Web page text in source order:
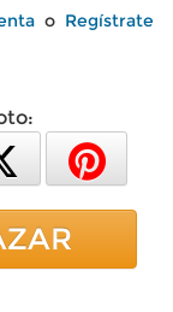
o Regístrate